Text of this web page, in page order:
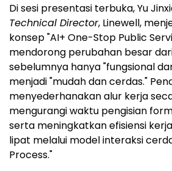
Di sesi presentasi terbuka, Yu
Technical Director, Linewell,
konsep "AI+ One-Stop Public
mendorong perubahan besar
sebelumnya hanya "fungsional
menjadi "mudah dan cerdas."
menyederhanakan alur kerja
mengurangi waktu pengisian
serta meningkatkan efisiensi
lipat melalui model interaksi
Process."